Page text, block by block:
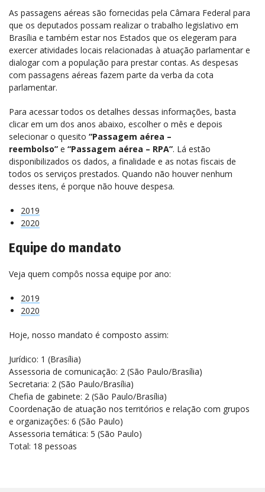
As passagens aéreas são fornecidas pela Câmara Federal para
que os deputados possam realizar o trabalho legislativo em
Brasília e também estar nos Estados que os elegeram para
exercer atividades locais relacionadas à atuação parlamentar e
dialogar com a população para prestar contas. As despesas
com passagens aéreas fazem parte da verba da cota
parlamentar.
Para acessar todos os detalhes dessas informações, basta
clicar em um dos anos abaixo, escolher o mês e depois
selecionar o quesito “Passagem aérea –
reembolso” e “Passagem aérea – RPA”. Lá estão
disponibilizados os dados, a finalidade e as notas fiscais de
todos os serviços prestados. Quando não houver nenhum
desses itens, é porque não houve despesa.
2019
2020
Equipe do mandato
Veja quem compôs nossa equipe por ano:
2019
2020
Hoje, nosso mandato é composto assim:
Jurídico: 1 (Brasília)
Assessoria de comunicação: 2 (São Paulo/Brasília)
Secretaria: 2 (São Paulo/Brasília)
Chefia de gabinete: 2 (São Paulo/Brasília)
Coordenação de atuação nos territórios e relação com grupos
e organizações: 6 (São Paulo)
Assessoria temática: 5 (São Paulo)
Total: 18 pessoas